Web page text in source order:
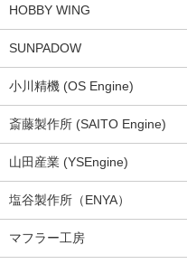
HOBBY WING
SUNPADOW
小川精機 (OS Engine)
斎藤製作所 (SAITO Engine)
山田産業 (YSEngine)
塩谷製作所（ENYA）
マフラー工房